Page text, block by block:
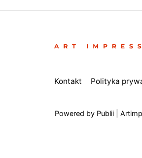
Kontakt Polityka
Powered by Publii |